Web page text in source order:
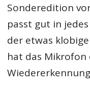
Sonderedition
passt gut in
der etwas
hat das Mikrofon